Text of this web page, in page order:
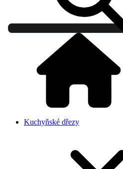
Kuchyňské dřezy